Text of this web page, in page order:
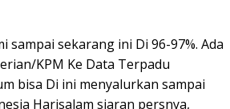
sampai sekarang ini Di 96-97%. Ada
KPM Ke Data Terpadu
bisa Di ini menyalurkan sampai
Harisalam siaran persnya,